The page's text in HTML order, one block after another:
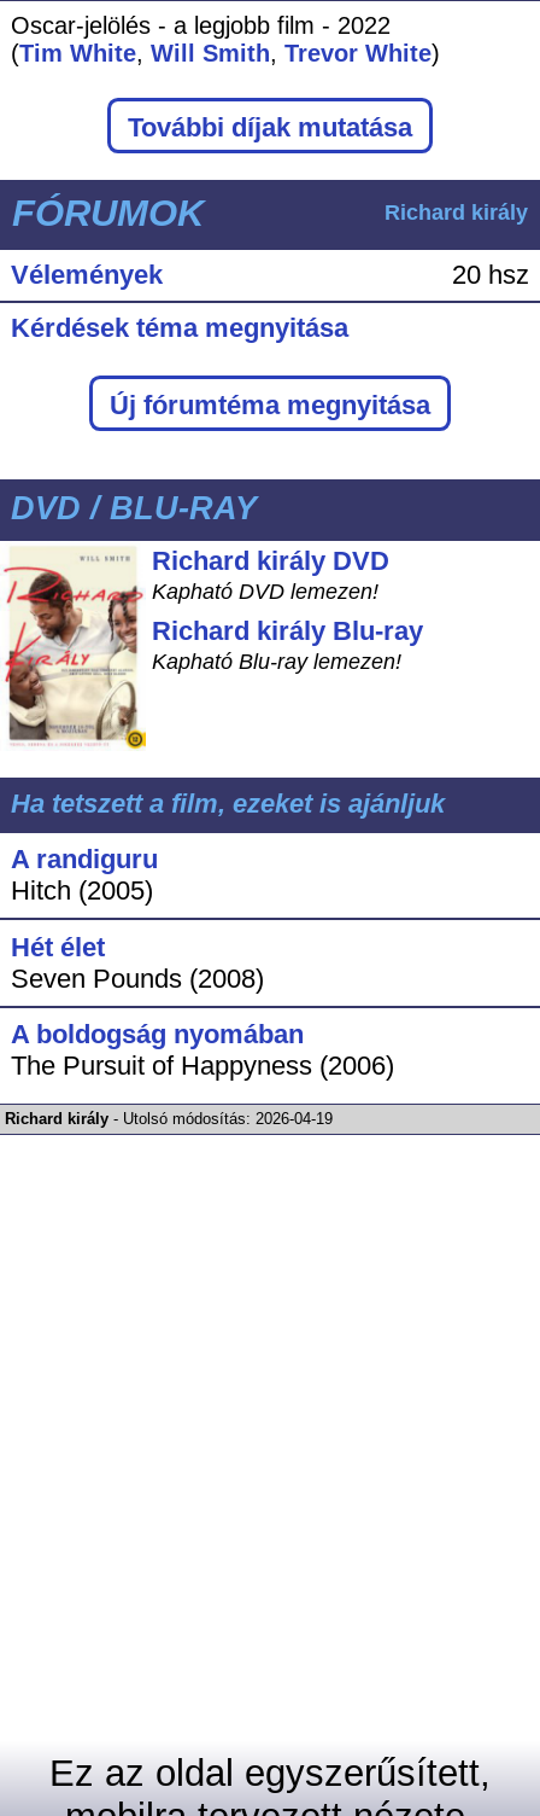
Oscar-jelölés - a legjobb film - 2022
(Tim White, Will Smith, Trevor White)
További díjak mutatása
FÓRUMOK Richard király
Vélemények
20 hsz
Kérdések téma megnyitása
Új fórumtéma megnyitása
DVD / BLU-RAY
Richard király DVD
Kapható DVD lemezen!
Richard király Blu-ray
Kapható Blu-ray lemezen!
Ha tetszett a film, ezeket is ajánljuk
A randiguru
Hitch (2005)
Hét élet
Seven Pounds (2008)
A boldogság nyomában
The Pursuit of Happyness (2006)
Richard király - Utolsó módosítás:2026-04-19
Ez az oldal egyszerűsített,